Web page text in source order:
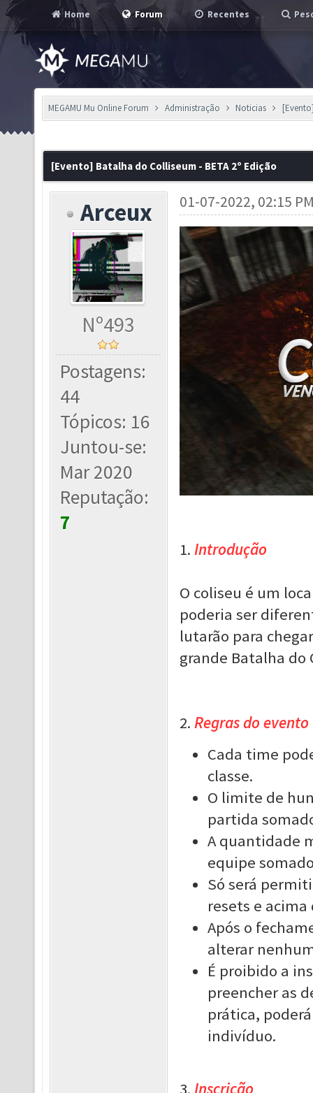
Home Forum Recentes
MEGAMU Mu Online Forum Administração Noticias
[Evento] Batalha do Colliseum - BETA 2º Edição
Arceux
Nº493
Postagens:
44
Tópicos: 16
Juntou-se:
Mar 2020
Reputação:
7
01-07-2022, 02:15
1. Introdução
O coliseu é um
poderia ser
lutarão para
grande Batalha do
2. Regras do evento
Cada time
classe.
O limite de
partida
A quantidade
equipe
Só será
resets e acima
Após o
alterar
É proibido a
preencher as
prática,
indivíduo.
3. Inscrição